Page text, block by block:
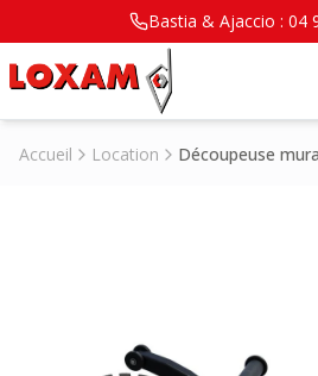
Bastia & Ajaccio : 04
Accueil Location Découpeuse